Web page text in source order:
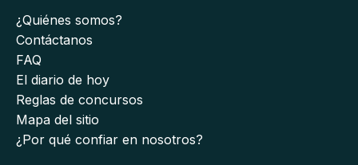
¿Quiénes somos?
Contáctanos
FAQ
El diario de hoy
Reglas de concursos
Mapa del sitio
¿Por qué confiar en nosotros?